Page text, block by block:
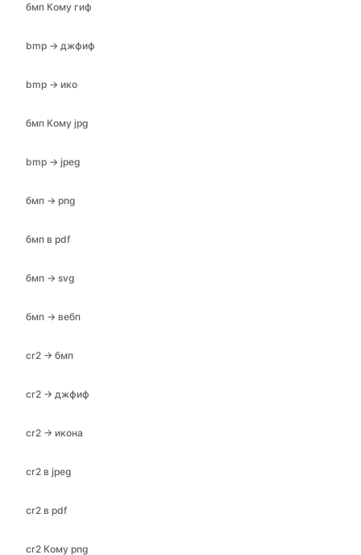
бмп Кому гиф
bmp → джфиф
bmp → ико
бмп Кому jpg
bmp → jpeg
бмп → png
бмп в pdf
бмп → svg
бмп → вебп
cr2 → бмп
cr2 → джфиф
cr2 → икона
cr2 в jpeg
cr2 в pdf
cr2 Кому png